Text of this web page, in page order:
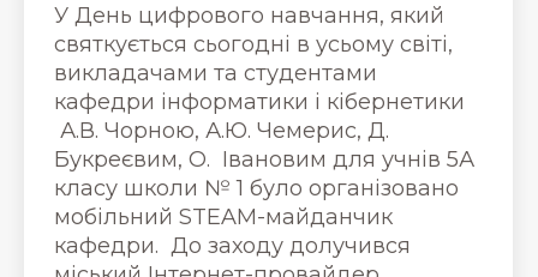
У День цифрового навчання, який
святкується сьогодні в усьому світі,
викладачами та студентами
кафедри інформатики і кібернетики
А.В. Чорною, А.Ю. Чемерис, Д.
Букреєвим, О. Івановим для учнів 5А
класу школи № 1 було організовано
мобільний STEAM-майданчик
кафедри. До заходу долучився